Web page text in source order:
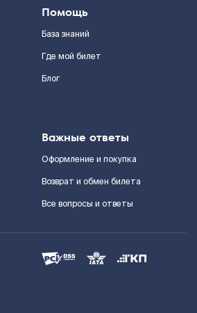
Помощь
База знаний
Где мой билет
Блог
Важные ответы
Оформление и покупка
Возврат и обмен билета
Все вопросы и ответы